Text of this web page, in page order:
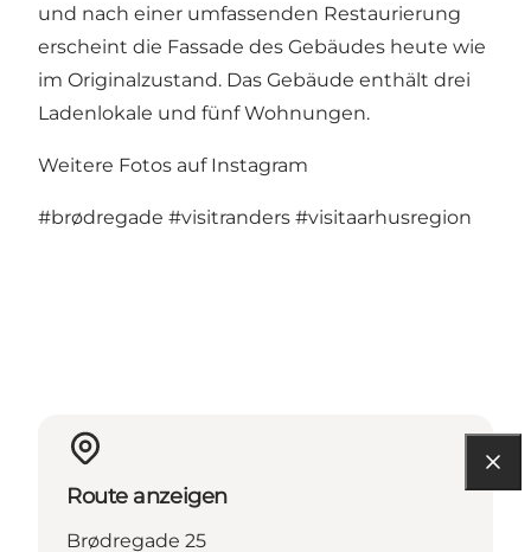
und nach einer umfassenden Restaurierung
erscheint die Fassade des Gebäudes heute wie
im Originalzustand. Das Gebäude enthält drei
Ladenlokale und fünf Wohnungen.
Weitere Fotos auf Instagram
#brødregade #visitranders #visitaarhusregion
Route anzeigen
Brødregade 25